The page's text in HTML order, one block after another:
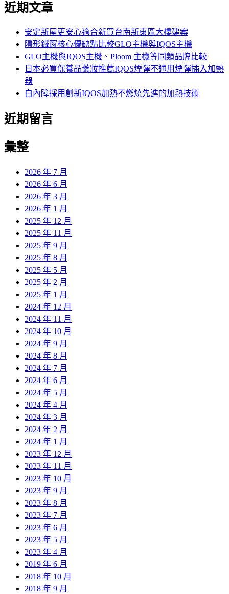
關
近期文章
安定新屋更安心適合新買台南新東區大樓建案
隱形鐵窗核心優缺點比較GLO主機與IQOS主機
GLO主機與IQOS主機、Ploom 主機等同類品牌比較
日本必買保養品藥妝推薦IQOS煙彈不通用煙彈插入加熱
器
白內障採用創新IQOS加熱不燃燒先進的加熱技術
近期留言
彙整
2026 年 7 月
2026 年 6 月
2026 年 3 月
2026 年 1 月
2025 年 12 月
2025 年 11 月
2025 年 9 月
2025 年 8 月
2025 年 5 月
2025 年 2 月
2025 年 1 月
2024 年 12 月
2024 年 11 月
2024 年 10 月
2024 年 9 月
2024 年 8 月
2024 年 7 月
2024 年 6 月
2024 年 5 月
2024 年 4 月
2024 年 3 月
2024 年 2 月
2024 年 1 月
2023 年 12 月
2023 年 11 月
2023 年 10 月
2023 年 9 月
2023 年 8 月
2023 年 7 月
2023 年 6 月
2023 年 5 月
2023 年 4 月
2019 年 6 月
2018 年 10 月
2018 年 9 月